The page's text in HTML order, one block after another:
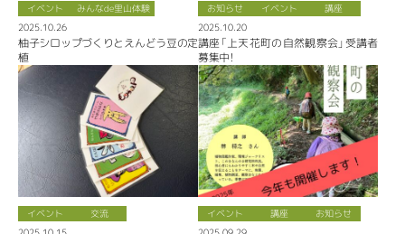
イベント
みんなde里山体験
2025.10.26
柚子シロップづくりとえんどう豆の定
植
お知らせ イベント
講座
2025.10.20
講座「上天花町の自然観察会」受講者
募集中！
イベント
交流
イベント 講座
お知らせ